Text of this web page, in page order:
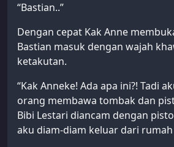
“Bastian..”
Dengan cepat Kak Anne
Bastian masuk dengan wajah
ketakutan.
“Kak Anneke! Ada apa ini?! Tadi
orang membawa tombak dan
Bibi Lestari diancam dengan
aku diam-diam keluar dari